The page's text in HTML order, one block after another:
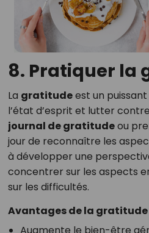
8. Pratiquer la
La gratitudeest un
l’état d’esprit et lutter
journal de gratitudeou
jour de reconnaître les
à développer une
concentrer sur les aspects
sur les difficultés.
Avantages de la gratitude
Augmente le bien-être